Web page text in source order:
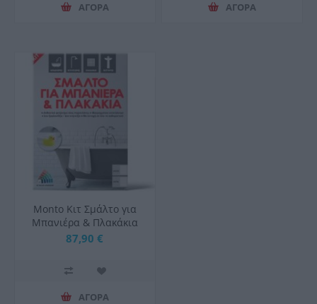
ΑΓΟΡΑ ΑΓΟΡΑ
Μonto Κιτ Σμάλτο για
Μπανιέρα & Πλακάκια
Λευκό Γυαλιστερό 0,75lt
87,90 €
ΑΓΟΡΑ